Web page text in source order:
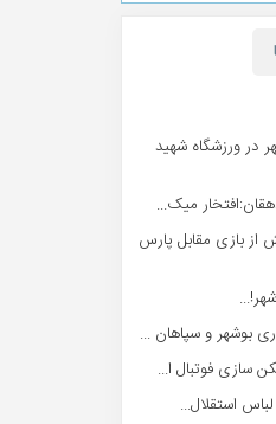
در ورزشگاه شهید
میک...
بازی مقابل پارس
بوشهر و سپاهان ...
سازی فوتبال ا...
استقلال...